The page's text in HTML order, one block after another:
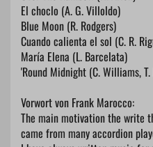
El choclo (A. G. Villoldo)
Blue Moon (R. Rodgers)
Cuando calienta el sol (C. R.
María Elena (L. Barcelata)
'Round Midnight (C. Williams,
Vorwort von Frank Marocco:
The main motivation the write
came from many accordion